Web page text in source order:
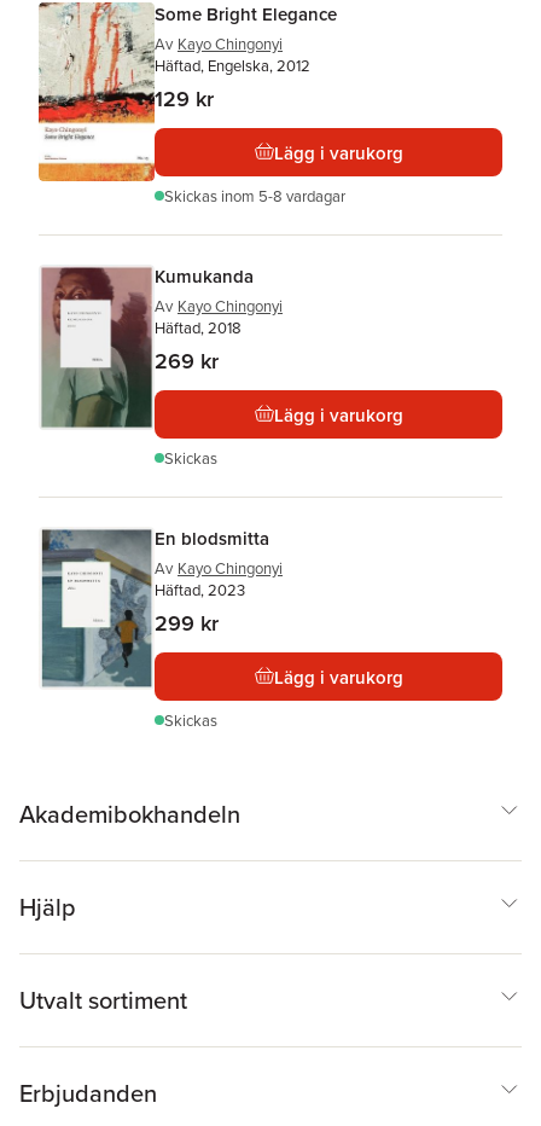
Some Bright Elegance
Av Kayo Chingonyi
Häftad, Engelska, 2012
129 kr
Lägg i varukorg
Skickas inom 5-8 vardagar
Kumukanda
Av Kayo Chingonyi
Häftad, 2018
269 kr
Lägg i varukorg
Skickas
En blodsmitta
Av Kayo Chingonyi
Häftad, 2023
299 kr
Lägg i varukorg
Skickas
Akademibokhandeln
Hjälp
Utvalt sortiment
Erbjudanden